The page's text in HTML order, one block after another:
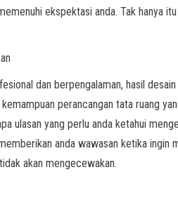
ekspektasi anda. Tak hanya
dan berpengalaman, hasil
perancangan tata ruang
ulasan yang perlu anda ketahui
anda wawasan ketika
akan mengecewakan.